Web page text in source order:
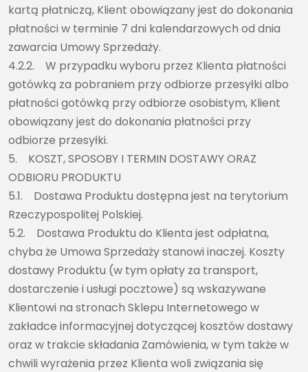
kartą płatniczą, Klient obowiązany jest do dokonania
płatności w terminie 7 dni kalendarzowych od dnia
zawarcia Umowy Sprzedaży.
4.2.2. W przypadku wyboru przez Klienta płatności
gotówką za pobraniem przy odbiorze przesyłki albo
płatności gotówką przy odbiorze osobistym, Klient
obowiązany jest do dokonania płatności przy
odbiorze przesyłki.
5. KOSZT, SPOSOBY I TERMIN DOSTAWY ORAZ
ODBIORU PRODUKTU
5.1. Dostawa Produktu dostępna jest na terytorium
Rzeczypospolitej Polskiej.
5.2. Dostawa Produktu do Klienta jest odpłatna,
chyba że Umowa Sprzedaży stanowi inaczej. Koszty
dostawy Produktu (w tym opłaty za transport,
dostarczenie i usługi pocztowe) są wskazywane
Klientowi na stronach Sklepu Internetowego w
zakładce informacyjnej dotyczącej kosztów dostawy
oraz w trakcie składania Zamówienia, w tym także w
chwili wyrażenia przez Klienta woli związania się